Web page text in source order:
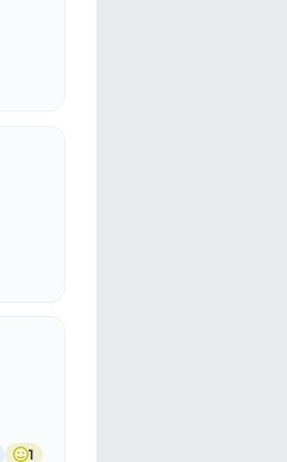
1